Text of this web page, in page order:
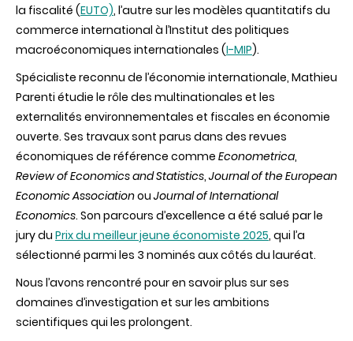
la fiscalité (EUTO), l’autre sur les modèles quantitatifs du
commerce international à l’Institut des politiques
macroéconomiques internationales (I-MIP).
Spécialiste reconnu de l’économie internationale, Mathieu
Parenti étudie le rôle des multinationales et les
externalités environnementales et fiscales en économie
ouverte. Ses travaux sont parus dans des revues
économiques de référence comme Econometrica,
Review of Economics and Statistics, Journal of the European
Economic Associationou Journal of International
Economics. Son parcours d’excellence a été salué par le
jury du Prix du meilleur jeune économiste 2025, qui l’a
sélectionné parmi les 3 nominés aux côtés du lauréat.
Nous l’avons rencontré pour en savoir plus sur ses
domaines d’investigation et sur les ambitions
scientifiques qui les prolongent.